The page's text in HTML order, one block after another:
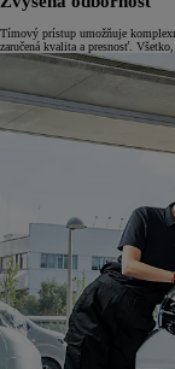
Tímový prístup umožňuje
zaručená kvalita a presnosť.